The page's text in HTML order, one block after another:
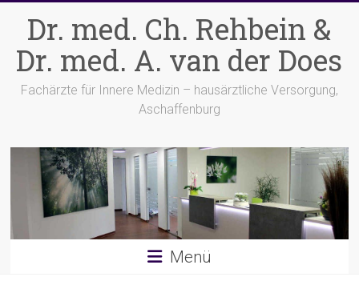
Inhalt
springenDr. med. Ch. Rehbein &
Dr. med. A. van der Does
Fachärzte für Innere Medizin – hausärztliche Versorgung,
Aschaffenburg
Menü